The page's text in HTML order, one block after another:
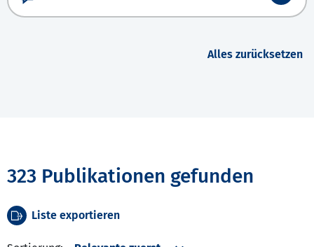
Alles zurücksetzen
323 Publikationen gefunden
Liste exportieren